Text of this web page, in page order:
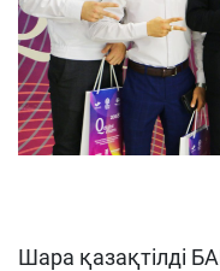
Шара қазақтілді